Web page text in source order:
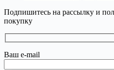
Подпишитесь на рассылку и
покупку
Ваш e-mail